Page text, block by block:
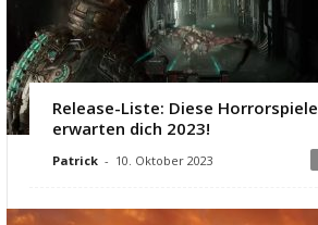
Release-Liste: Diese Horrorspiele
erwarten dich 2023!
Patrick - 10. Oktober 2023